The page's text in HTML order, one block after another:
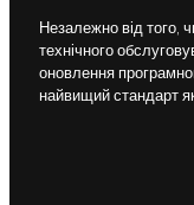
Незалежно від того,
технічного
оновлення
найвищий стандарт